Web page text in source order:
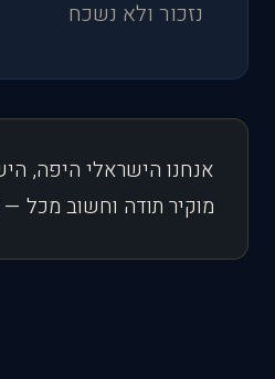
נזכור ולא נשכח
אנחנו הישראלי היפה,
מוקיר תודה וחשוב מכל —